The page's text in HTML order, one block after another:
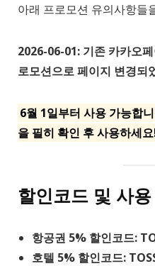
아래 프로모션 유의사항들
2026-06-01: 기존 카카오
로모션으로 페이지 변경되
6월 1일부터 사용 가능합
을 필히 확인 후 사용하세
할인코드 및 사
항공권 5% 할인코드:
호텔 5% 할인코드: